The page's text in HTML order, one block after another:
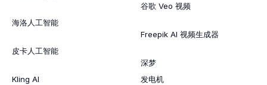
海洛人工智能
皮卡人工智能
Kling AI
谷歌 Veo 视频
Freepik AI 视频生成器
深梦
发电机